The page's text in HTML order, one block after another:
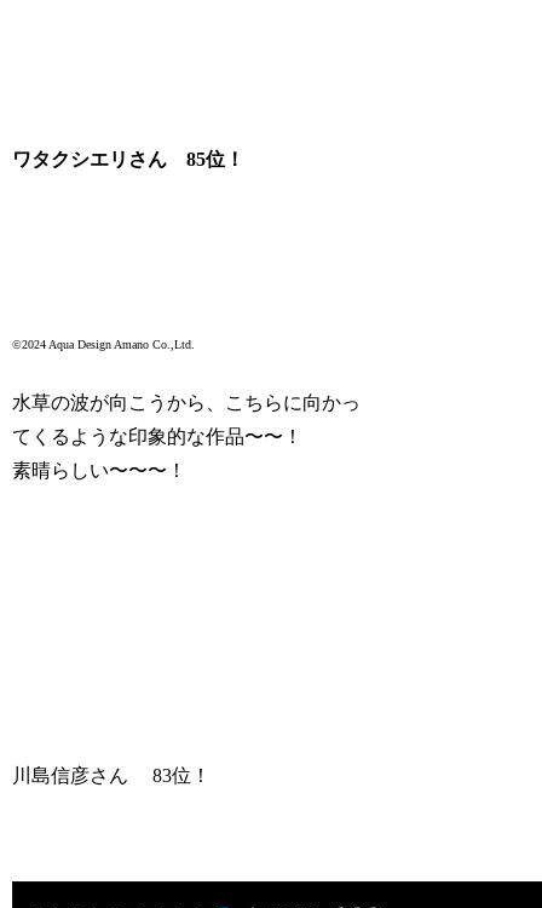
ワタクシエリさん 85位！
©2024 Aqua Design Amano Co.,Ltd.
水草の波が向こうから、こちらに向かっ
てくるような印象的な作品〜〜！
素晴らしい〜〜〜！
川島信彦さん 83位！